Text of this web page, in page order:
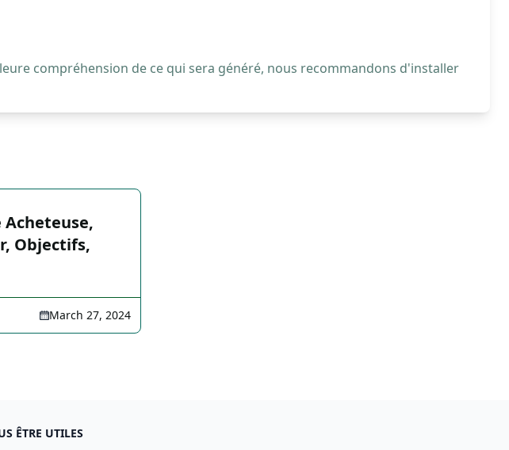
compréhension de ce qui sera généré, nous recommandons d'installer
Acheteuse,
Objectifs,
March 27, 2024
ÊTRE UTILES